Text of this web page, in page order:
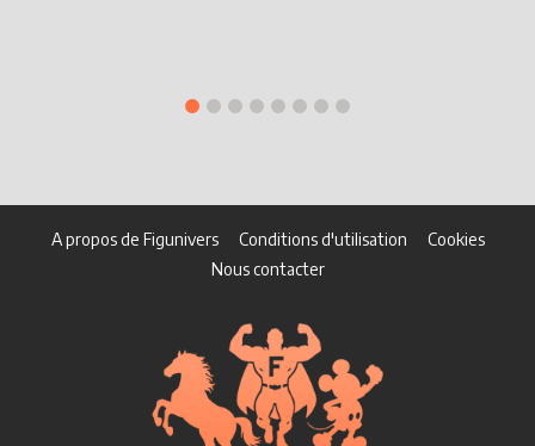
A propos de Figunivers Conditions d'utilisation
Cookies
Nous contacter